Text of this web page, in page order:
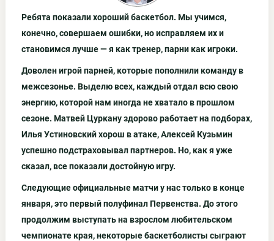
Ребята показали хороший баскетбол. Мы учимся,
конечно, совершаем ошибки, но исправляем их и
становимся лучше — я как тренер, парни как игроки.
Доволен игрой парней, которые пополнили команду в
межсезонье. Выделю всех, каждый отдал всю свою
энергию, которой нам иногда не хватало в прошлом
сезоне. Матвей Цуркану здорово работает на подборах,
Илья Устиновский хорош в атаке, Алексей Кузьмин
успешно подстраховывал партнеров. Но, как я уже
сказал, все показали достойную игру.
Следующие официальные матчи у нас только в конце
января, это первый полуфинал Первенства. До этого
продолжим выступать на взрослом любительском
чемпионате края, некоторые баскетболисты сыграют